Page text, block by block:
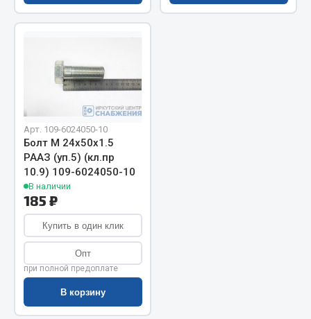
Выключатели кнопочные
Выключатель массы
Показать ещё
Запчасти на полуприцепы
Амортизаторы для полуприцепов
Весь раздел
Запчасти КамАЗ
Двигатель
Система питания
Арт. 109-6024050-10
Болт М 24х50х1.5
РААЗ (уп.5) (кл.пр
10.9) 109-6024050-10
В наличии
185 ₽
Купить в один клик
Опт
при полной предоплате
В корзину